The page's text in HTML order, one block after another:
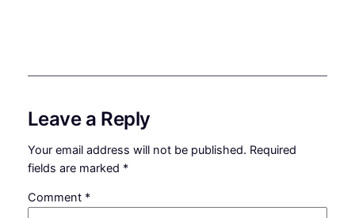
Leave a Reply
Your email address will not be published. Required
fields are marked *
Comment *